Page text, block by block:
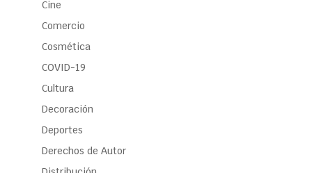
Cine
Comercio
Cosmética
COVID-19
Cultura
Decoración
Deportes
Derechos de Autor